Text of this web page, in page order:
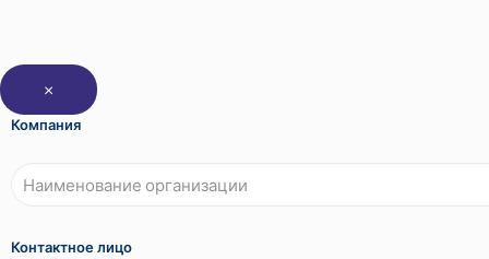
×
Компания
Контактное лицо